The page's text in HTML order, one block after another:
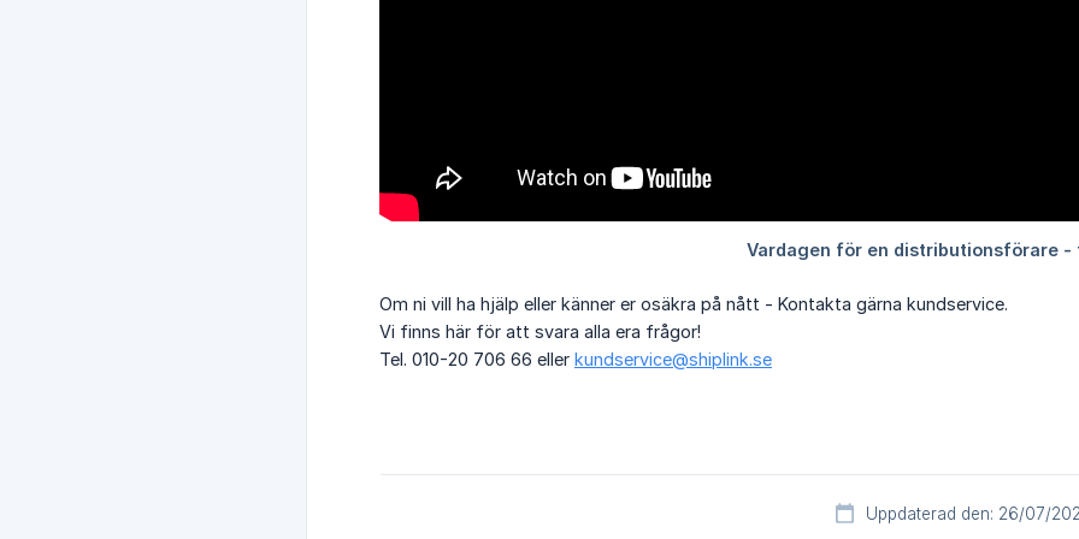
Om ni vill ha hjälp eller känner er osäkra på nått - Kontakta gärna kundservice.
Vi finns här för att svara alla era frågor!
Tel. 010-20 706 66 eller kundservice@shiplink.se
Uppdaterad den: 26/07/